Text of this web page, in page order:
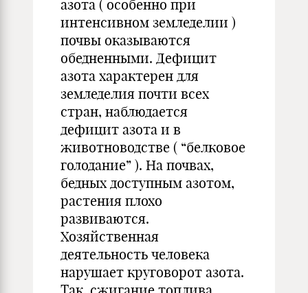
азота ( особенно при
интенсивном земледелии )
почвы оказываются
обедненными. Дефицит
азота характерен для
земледелия почти всех
стран, наблюдается
дефицит азота и в
животноводстве ( “белковое
голодание” ). На почвах,
бедных доступным азотом,
растения плохо
развиваются.
Хозяйственная
деятельность человека
нарушает круговорот азота.